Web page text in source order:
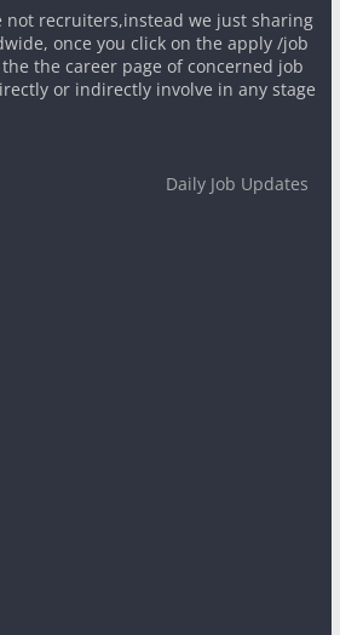
not recruiters,instead we just sharing
once you click on the apply /job
the career page of concerned job
or indirectly involve in any stage
Daily Job Updates